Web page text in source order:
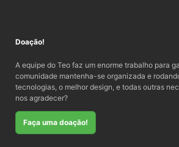
Doação!
A equipe do Teo faz um enorme trabalho para
comunidade mantenha-se organizada e
tecnologias, o melhor design, e todas outras
nos agradecer?
Faça uma doação!